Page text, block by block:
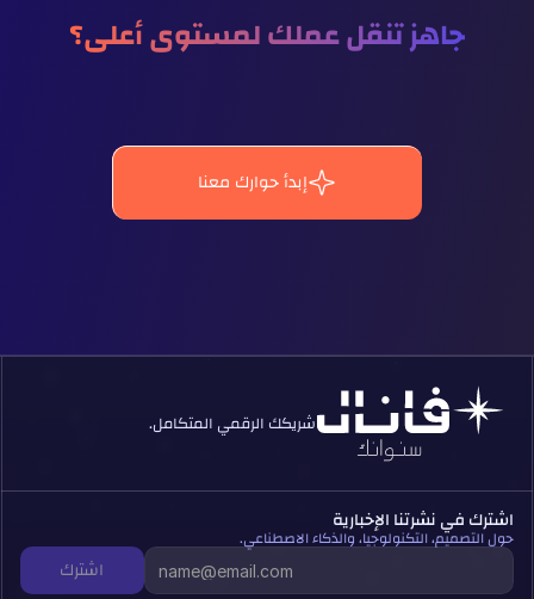
إبدأ حوارك معنا
جاهز تنقل عملك لمستوى أعلى؟
شريكك الرقمي المتكامل.
اشترك في نشرتنا الإخبارية
حول التصميم، التكنولوجيا، والذكاء الاصطناعي.
اشترك